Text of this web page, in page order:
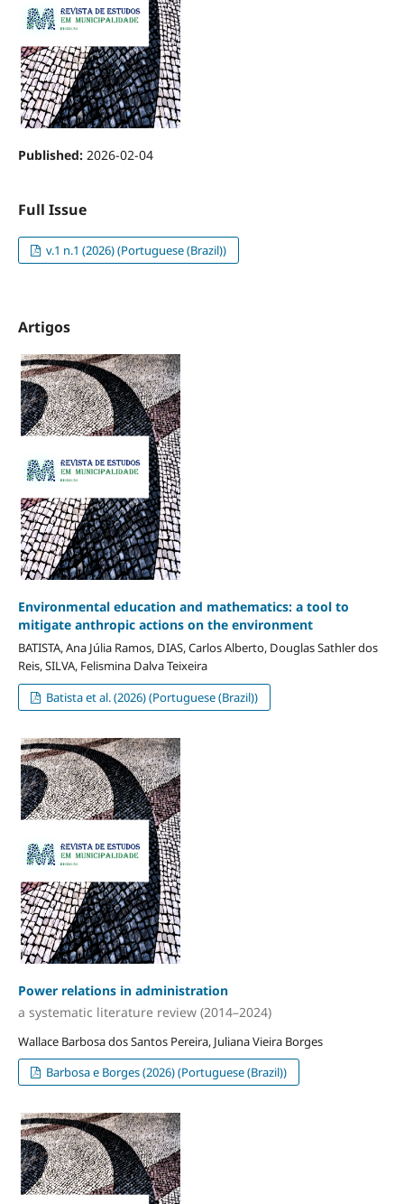
Published: 2026-02-04
Full Issue
v.1 n.1 (2026) (Portuguese (Brazil))
Artigos
Environmental education and mathematics: a tool to
mitigate anthropic actions on the environment
BATISTA, Ana Júlia Ramos, DIAS, Carlos Alberto, Douglas Sathler dos
Reis, SILVA, Felismina Dalva Teixeira
Batista et al. (2026) (Portuguese (Brazil))
Power relations in administration
a systematic literature review (2014–2024)
Wallace Barbosa dos Santos Pereira, Juliana Vieira Borges
Barbosa e Borges (2026) (Portuguese (Brazil))